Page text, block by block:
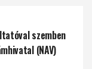
szemben
(NAV)